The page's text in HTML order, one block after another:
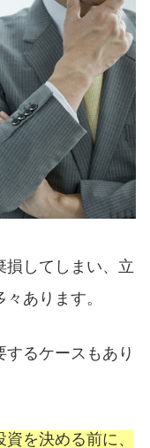
損してしまい、立
あります。
るケースもあり
を決める前に、